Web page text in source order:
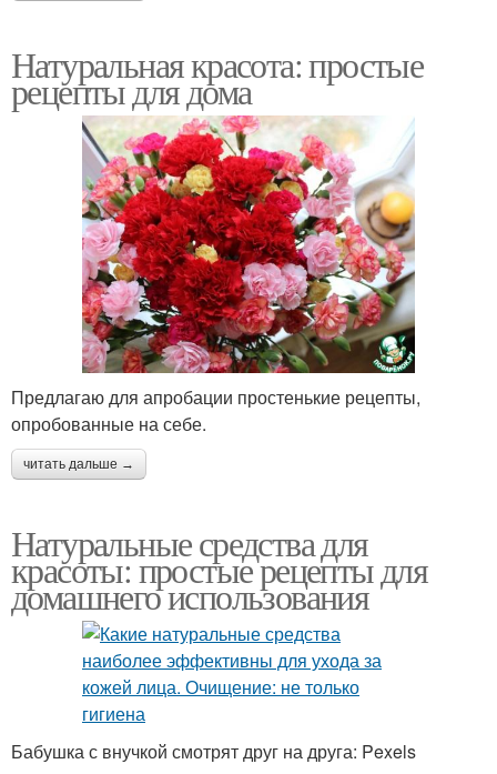
Натуральная красота: простые
рецепты для дома
Предлагаю для апробации простенькие рецепты,
опробованные на себе.
читать дальше →
Натуральные средства для
красоты: простые рецепты для
домашнего использования
Бабушка с внучкой смотрят друг на друга: Pexels